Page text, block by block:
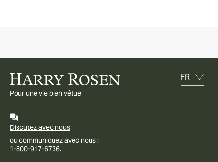
Pour une vie bien vêtue
Discutez avec nous
ou communiquez avec nous :
1-800-917-6736.